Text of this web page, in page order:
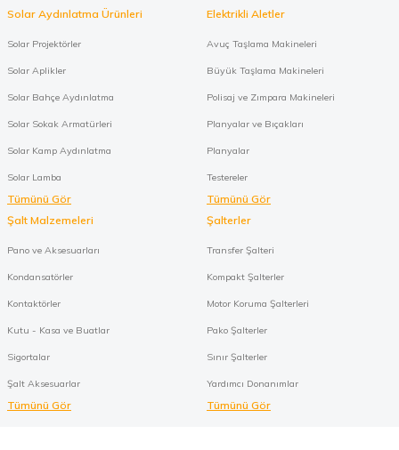
Solar Aydınlatma Ürünleri
Solar Projektörler
Solar Aplikler
Solar Bahçe Aydınlatma
Solar Sokak Armatürleri
Solar Kamp Aydınlatma
Solar Lamba
Tümünü Gör
Elektrikli Aletler
Avuç Taşlama Makineleri
Büyük Taşlama Makineleri
Polisaj ve Zımpara Makineleri
Planyalar ve Bıçakları
Planyalar
Testereler
Tümünü Gör
Şalt Malzemeleri
Pano ve Aksesuarları
Kondansatörler
Kontaktörler
Kutu - Kasa ve Buatlar
Sigortalar
Şalt Aksesuarlar
Tümünü Gör
Şalterler
Transfer Şalteri
Kompakt Şalterler
Motor Koruma Şalterleri
Pako Şalterler
Sınır Şalterler
Yardımcı Donanımlar
Tümünü Gör